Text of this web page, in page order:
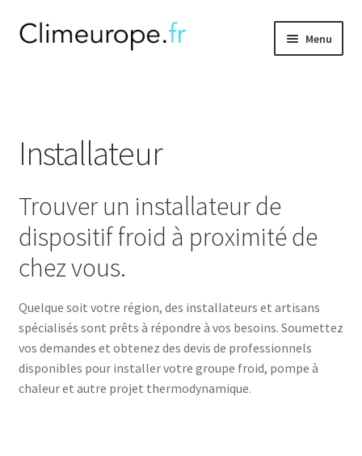
Aller
Aller
Menu
Accessoires
Thermodynamique
menu
F.A.Q
Ouvrir
enfant
Installateur
Trouver un installateur de
dispositif froid à proximité de
chez vous.
Quelque soit votre région, des installateurs et artisans
spécialisés sont prêts à répondre à vos besoins. Soumettez
vos demandes et obtenez des devis de professionnels
disponibles pour installer votre groupe froid, pompe à
chaleur et autre projet thermodynamique.